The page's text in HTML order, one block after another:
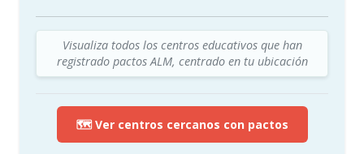
Visualiza todos los centros educativos que han
registrado pactos ALM, centrado en tu ubicación
🗺️ Ver centros cercanos con pactos